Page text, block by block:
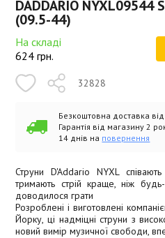
DADDARIO NYXL09544
(09.5-44)
На складі
624 грн.
32828
Безкоштовна доставка від
Гарантія від магазину 2
14 днів на повернення
Струни D'Addario NYXL
тримають стрій краще, ніж
доводилося грати
Розроблені і виготовлені
Йорку, ці надміцні струни з
новий вимір музичної свободи,